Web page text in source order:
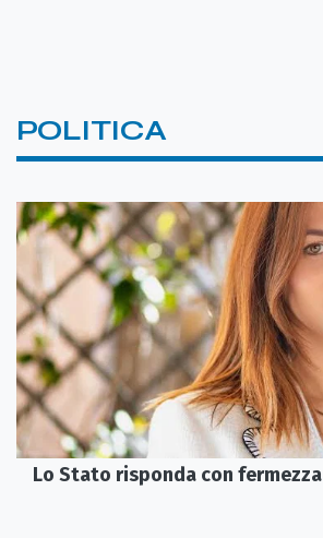
POLITICA
Lo Stato risponda con fermezza